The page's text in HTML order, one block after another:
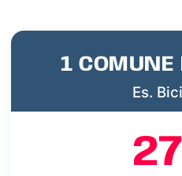
1 COMUNE
Es.